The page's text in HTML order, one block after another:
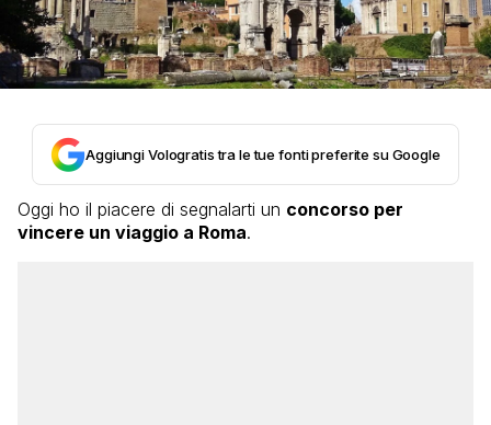
Aggiungi Vologratis tra le tue fonti preferite su Google
Oggi ho il piacere di segnalarti un concorso per
vincere un viaggio a Roma.